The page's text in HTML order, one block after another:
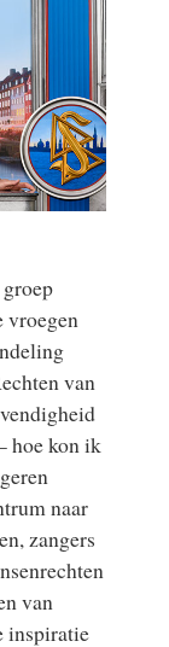
vroegen
van
hoe kon ik
naar
zangers
van
inspiratie